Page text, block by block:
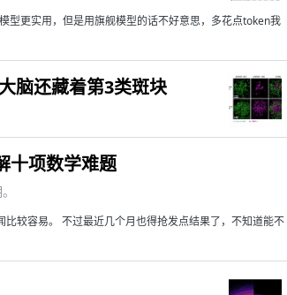
型更实用，但是用旗舰模型的话不好意思，多花点token我
脑还藏着第3类斑块
十项数学难题
较容易。 不过最近几个月也得抢发点结果了，不知道能不